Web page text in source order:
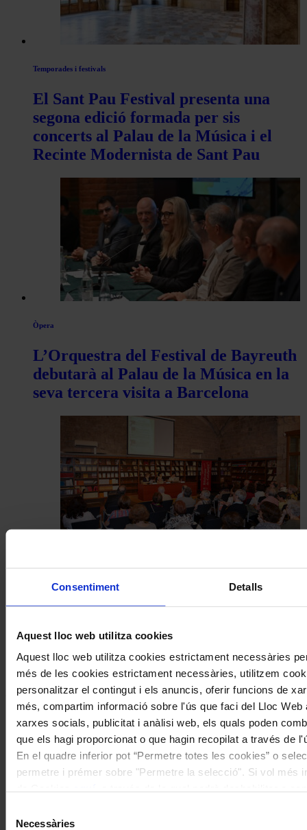
Consentiment Detalls
Aquest lloc web utilitza cookies
Aquest lloc web utilitza cookies estrictament necessàries
més de les cookies estrictament necessàries, utilitzem
personalitzar el contingut i els anuncis, oferir funcions de
més, compartim informació sobre l'ús que faci del Lloc Web
xarxes socials, publicitat i anàlisi web, els quals poden
que els hagi proporcionat o que hagin recopilat a través de
En el quadre inferior pot “Permetre totes les cookies” o
permetre i prémer sobre "Permetre la selecció". Si vol més
Necessàries
Temporades i festivals
El Sant Pau Festival presenta una
segona edició formada per sis
concerts al Palau de la Música i el
Recinte Modernista de Sant Pau
Òpera
L’Orquestra del Festival de Bayreuth
debutarà al Palau de la Música en la
seva tercera visita a Barcelona
Comença la cinquena edició del cicle
de conferències Intèrprets Catalans
Històrics de l’Associació Joan Manén
Coneix la nostra publicació
I gaudeix a més dels següents descomptes:
20% als concerts del Palau de la Música Catalana
Descomptes a altres cicles de concerts col·laboradors